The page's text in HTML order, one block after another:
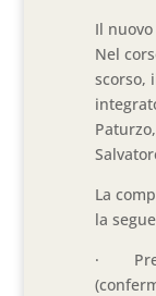
Il
Nel
scorso,
La
la
·